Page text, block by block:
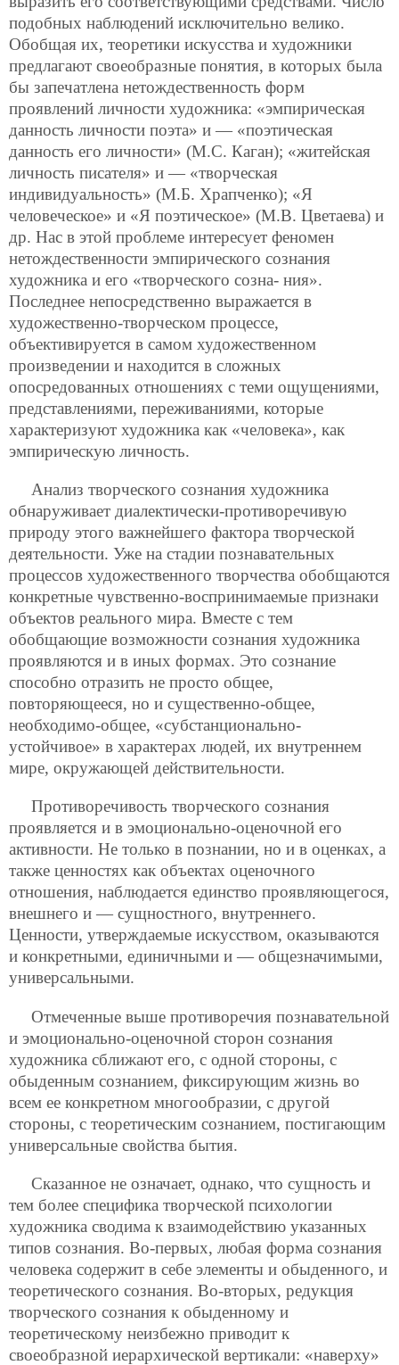
подобных наблюдений исключительно велико.
Обобщая их, теоретики искусства и художники
предлагают своеобразные понятия, в которых была
бы запечатлена нетождественность форм
проявлений личности художника: «эмпирическая
данность личности поэта» и — «поэтическая
данность его личности» (М.С. Каган); «житейская
личность писателя» и — «творческая
индивидуальность» (М.Б. Храпченко); «Я
человеческое» и «Я поэтическое» (М.В. Цветаева) и
др. Нас в этой проблеме интересует феномен
нетождественности эмпирического сознания
художника и его «творческого созна- ния».
Последнее непосредственно выражается в
художественно-творческом процессе,
объективируется в самом художественном
произведении и находится в сложных
опосредованных отношениях с теми ощущениями,
представлениями, переживаниями, которые
характеризуют художника как «человека», как
эмпирическую личность.
Анализ творческого сознания художника
обнаруживает диалектически-противоречивую
природу этого важнейшего фактора творческой
деятельности. Уже на стадии познавательных
процессов художественного творчества обобщаются
конкретные чувственно-воспринимаемые признаки
объектов реального мира. Вместе с тем
обобщающие возможности сознания художника
проявляются и в иных формах. Это сознание
способно отразить не просто общее,
повторяющееся, но и существенно-общее,
необходимо-общее, «субстанционально-
устойчивое» в характерах людей, их внутреннем
мире, окружающей действительности.
Противоречивость творческого сознания
проявляется и в эмоционально-оценочной его
активности. Не только в познании, но и в оценках, а
также ценностях как объектах оценочного
отношения, наблюдается единство проявляющегося,
внешнего и — сущностного, внутреннего.
Ценности, утверждаемые искусством, оказываются
и конкретными, единичными и — общезначимыми,
универсальными.
Отмеченные выше противоречия познавательной
и эмоционально-оценочной сторон сознания
художника сближают его, с одной стороны, с
обыденным сознанием, фиксирующим жизнь во
всем ее конкретном многообразии, с другой
стороны, с теоретическим сознанием, постигающим
универсальные свойства бытия.
Сказанное не означает, однако, что сущность и
тем более специфика творческой психологии
художника сводима к взаимодействию указанных
типов сознания. Во-первых, любая форма сознания
человека содержит в себе элементы и обыденного, и
теоретического сознания. Во-вторых, редукция
творческого сознания к обыденному и
теоретическому неизбежно приводит к
своеобразной иерархической вертикали: «наверху»